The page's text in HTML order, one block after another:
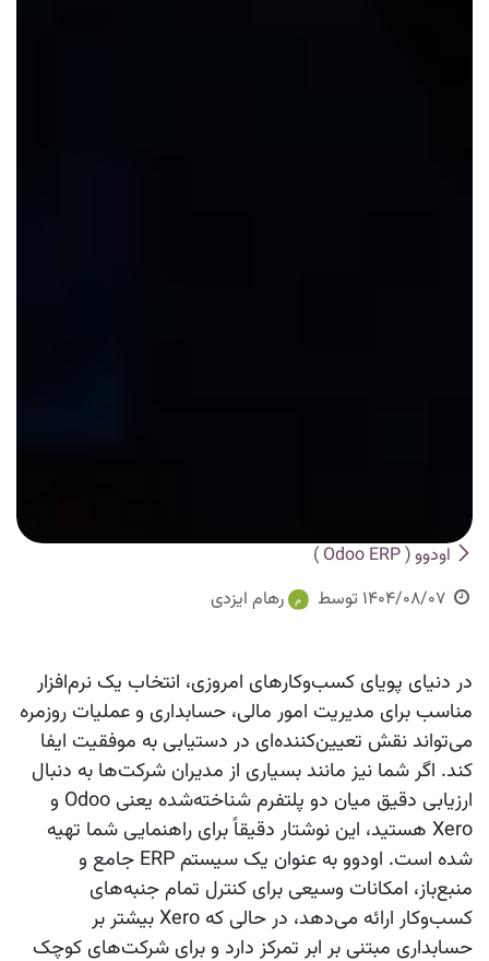
اودوو ( Odoo ERP )
1404/08/07 توسط رهام ایزدی
در دنیای پویای کسب‌وکارهای امروزی، انتخاب یک نرم‌افزار
مناسب برای مدیریت امور مالی، حسابداری و عملیات روزمره
می‌تواند نقش تعیین‌کننده‌ای در دستیابی به موفقیت ایفا
کند. اگر شما نیز مانند بسیاری از مدیران شرکت‌ها به دنبال
ارزیابی دقیق میان دو پلتفرم شناخته‌شده یعنی Odoo و
Xero هستید، این نوشتار دقیقاً برای راهنمایی شما تهیه
شده است. اودوو به عنوان یک سیستم ERP جامع و
منبع‌باز، امکانات وسیعی برای کنترل تمام جنبه‌های
کسب‌وکار ارائه می‌دهد، در حالی که Xero بیشتر بر
حسابداری مبتنی بر ابر تمرکز دارد و برای شرکت‌های کوچک